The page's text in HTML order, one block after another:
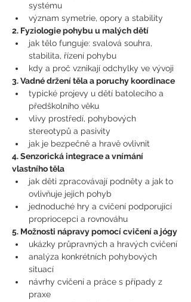
systému
význam symetrie, opory a stability
2. Fyziologie pohybu u malých dětí
jak tělo funguje: svalová souhra,
stabilita, řízení pohybu
kdy a proč vznikají odchylky ve vývoji
3. Vadné držení těla a poruchy koordinace
typické projevy u dětí batolecího a
předškolního věku
vlivy prostředí, pohybových
stereotypů a pasivity
jak je bezpečně a hravě ovlivnit
4. Senzorická integrace a vnímání
vlastního těla
jak děti zpracovávají podněty a jak to
ovlivňuje jejich pohyb
jednoduché hry a cvičení podporující
propriocepci a rovnováhu
5. Možnosti nápravy pomocí cvičení a jógy
ukázky průpravných a hravých cvičení
analýza konkrétních pohybových
situací
návrhy cvičení a práce s případy z
praxe